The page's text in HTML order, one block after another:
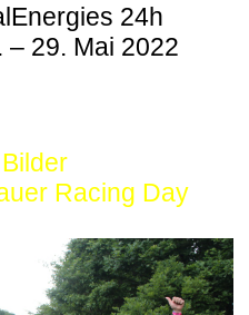
24h
– 29. Mai 2022
Racing Day